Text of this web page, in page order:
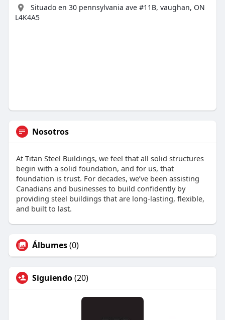
Situado en 30 pennsylvania ave #11B, vaughan, ON
L4K4A5
Nosotros
At Titan Steel Buildings, we feel that all solid structures
begin with a solid foundation, and for us, that
foundation is trust. For decades, we’ve been assisting
Canadians and businesses to build confidently by
providing steel buildings that are long-lasting, flexible,
and built to last.
Álbumes(0)
Siguiendo(20)